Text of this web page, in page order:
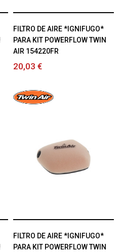
FILTRO DE AIRE *IGNIFUGO*
PARA KIT POWERFLOW TWIN
AIR 154220FR
20,03 €
FILTRO DE AIRE *IGNIFUGO*
PARA KIT POWERFLOW TWIN